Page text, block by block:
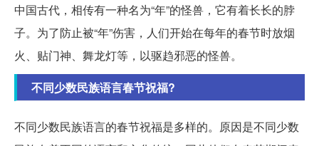
中国古代，相传有一种名为“年”的怪兽，它有着长长的脖
子。为了防止被“年”伤害，人们开始在每年的春节时放烟
火、贴门神、舞龙灯等，以驱趋邪恶的怪兽。
不同少数民族语言春节祝福?
不同少数民族语言的春节祝福是多样的。原因是不同少数